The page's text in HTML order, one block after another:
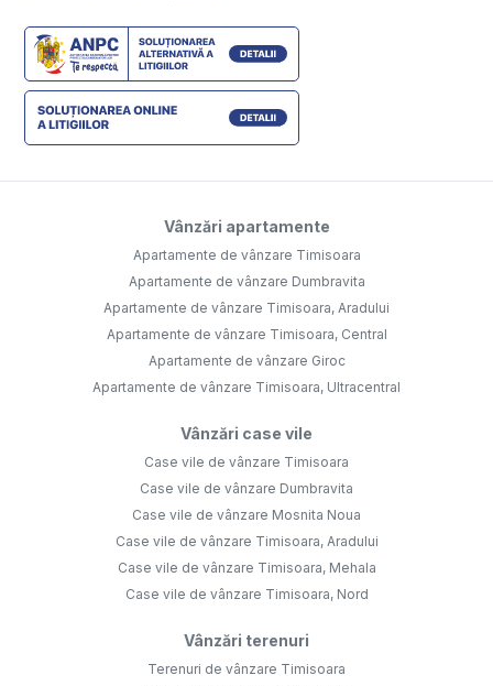
Vânzări apartamente
Apartamente de vânzare Timisoara
Apartamente de vânzare Dumbravita
Apartamente de vânzare Timisoara, Aradului
Apartamente de vânzare Timisoara, Central
Apartamente de vânzare Giroc
Apartamente de vânzare Timisoara, Ultracentral
Vânzări case vile
Case vile de vânzare Timisoara
Case vile de vânzare Dumbravita
Case vile de vânzare Mosnita Noua
Case vile de vânzare Timisoara, Aradului
Case vile de vânzare Timisoara, Mehala
Case vile de vânzare Timisoara, Nord
Vânzări terenuri
Terenuri de vânzare Timisoara